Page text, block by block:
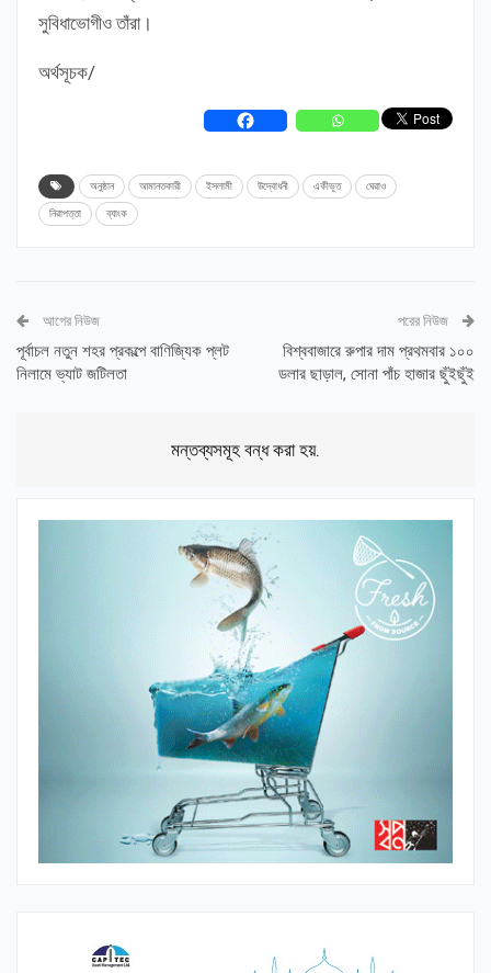
সুবিধাভোগীও তাঁরা।
অর্থসূচক/
অনুষ্ঠান আমানতকারী ইসলামী উদ্বোধনী একীভূত ঘেরাও
নিরাপত্তা ব্যাংক
আগের নিউজ
পূর্বাচল নতুন শহর প্রকল্পে বাণিজ্যিক প্লট
নিলামে ভ্যাট জটিলতা
পরের নিউজ
বিশ্ববাজারে রুপার দাম প্রথমবার ১০০
ডলার ছাড়াল, সোনা পাঁচ হাজার ছুঁইছুঁই
মন্তব্যসমূহ বন্ধ করা হয়.